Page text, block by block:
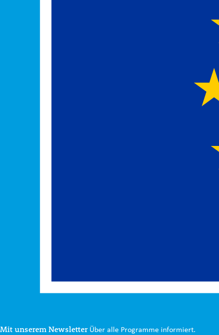
Mit unserem Newsletter Über alle Programme informiert.